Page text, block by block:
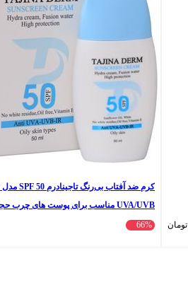
تومان
UVA/UVB مناسب برای پوست های چرب حجم 50 میلی‌لیتر
66%